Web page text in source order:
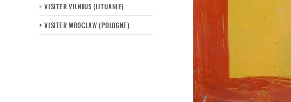
> VISITER VILNIUS (LITUANIE)
> VISITER WROCLAW (POLOGNE)